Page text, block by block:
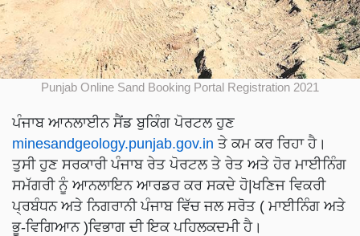
Punjab Online Sand Booking Portal Registration 2021
ਪੰਜਾਬ ਆਨਲਾਈਨ ਸੈਂਡ ਬੁਕਿੰਗ ਪੋਰਟਲ ਹੁਣ
minesandgeology.punjab.gov.in ਤੇ ਕਮ ਕਰ ਰਿਹਾ ਹੈ।
ਤੁਸੀ ਹੁਣ ਸਰਕਾਰੀ ਪੰਜਾਬ ਰੇਤ ਪੋਰਟਲ ਤੇ ਰੇਤ ਅਤੇ ਹੋਰ ਮਾਈਨਿੰਗ
ਸਮੱਗਰੀ ਨੂੰ ਆਨਲਾਇਨ ਆਰਡਰ ਕਰ ਸਕਦੇ ਹੋ|ਖਣਿਜ ਵਿਕਰੀ
ਪ੍ਰਬੰਧਨ ਅਤੇ ਨਿਗਰਾਨੀ ਪੰਜਾਬ ਵਿੱਚ ਜਲ ਸਰੋਤ ( ਮਾਈਨਿੰਗ ਅਤੇ
ਭੂ-ਵਿਗਿਆਨ )ਵਿਭਾਗ ਦੀ ਇਕ ਪਹਿਲਕਦਮੀ ਹੈ।